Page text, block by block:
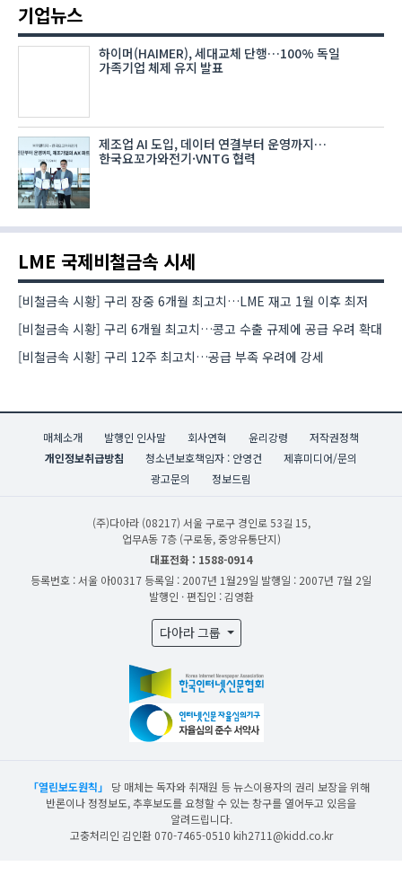
기업뉴스
하이머(HAIMER), 세대교체 단행…100% 독일
가족기업 체제 유지 발표
제조업 AI 도입, 데이터 연결부터 운영까지…
한국요꼬가와전기·VNTG 협력
LME 국제비철금속 시세
[비철금속 시황] 구리 장중 6개월 최고치…LME 재고 1월 이후 최저
[비철금속 시황] 구리 6개월 최고치…콩고 수출 규제에 공급 우려 확대
[비철금속 시황] 구리 12주 최고치…공급 부족 우려에 강세
매체소개 발행인 인사말 회사연혁 윤리강령
저작권정책
개인정보취급방침
청소년보호책임자 : 안영건
제휴미디어/문의
광고문의
정보드림
(주)다아라 (08217) 서울 구로구 경인로 53길 15,
업무A동 7층 (구로동, 중앙유통단지)
대표전화 : 1588-0914
등록번호 : 서울 아00317 등록일 : 2007년 1월29일 발행일 : 2007년 7월 2일
발행인 · 편집인 : 김영환
다아라 그룹
「열린보도원칙」
당 매체는 독자와 취재원 등 뉴스이용자의 권리 보장을 위해
반론이나 정정보도, 추후보도를 요청할 수 있는 창구를 열어두고 있음을
알려드립니다.
고충처리인 김인환 070-7465-0510 kih2711@kidd.co.kr